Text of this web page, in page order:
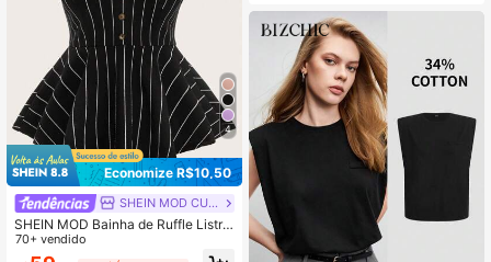
4
Economize R$10,50
SHEIN MOD CURVE
SHEIN MOD Bainha de Ruffle Listra
do ocasional Regata Plus Size
70+ vendido